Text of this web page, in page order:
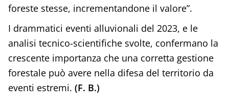
foreste stesse, incrementandone il valore”.
I drammatici eventi alluvionali del 2023, e le
analisi tecnico-scientifiche svolte, confermano la
crescente importanza che una corretta gestione
forestale può avere nella difesa del territorio da
eventi estremi. (F. B.)